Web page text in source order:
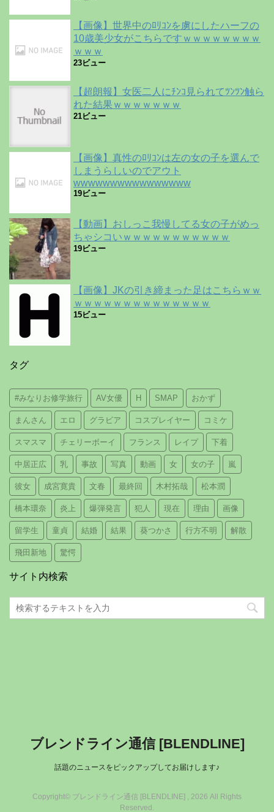
【画像】世界中のﾛﾘｺﾝを虜にしたハーフの
10歳美少女がこちらですｗｗｗｗｗｗｗｗ
ｗｗｗ
23ビュー
【超朗報】女医二人にﾁﾝｺ見られてﾂﾝﾂﾝ触ら
れた結果ｗｗｗｗｗｗｗ
21ビュー
【画像】真性のﾛﾘｺﾝは左の女の子を選んで
しまうらしいのでアウト
wwwwwwwwwwwwwwww
19ビュー
【動画】おしっこ我慢してる女の子がめっ
ちゃシコいｗｗｗｗｗｗｗｗｗｗｗ
19ビュー
【画像】JKの引き締まった足はこちらｗｗ
ｗｗｗｗｗｗｗｗｗｗｗｗｗｗ
15ビュー
タグ
#みなりお修学旅行 AV女優 H SMAP おかず
まんさん エロ グラビア コスプレイヤー コミケ
スマスマ チェリーボーイ フランス レイプ 下着
中居正広 乳 事故 写真 動画 女 女の子 嵐
彼女 成宮寛貴 文春 最終回 木村拓哉 松本潤
橋本環奈 炎上 爆弾発言 犯人 現在 理由 画像
留学生 童貞 結婚 結果 葵つかさ 行方不明 解散
飛田新地 驚愕
サイト内検索
ブレンドライン通信 [BLENDLINE]
話題のニュースをピックアップしてお届けします♪
Copyright© ブレンドライン通信 [BLENDLINE] , 2026 All Rights
Reserved.